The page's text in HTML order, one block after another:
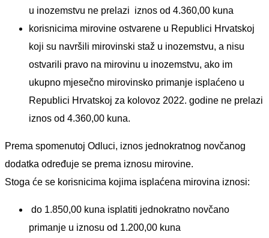
u inozemstvu ne prelazi iznos od 4.360,00 kuna
korisnicima mirovine ostvarene u Republici Hrvatskoj
koji su navršili mirovinski staž u inozemstvu, a nisu
ostvarili pravo na mirovinu u inozemstvu, ako im
ukupno mjesečno mirovinsko primanje isplaćeno u
Republici Hrvatskoj za kolovoz 2022. godine ne prelazi
iznos od 4.360,00 kuna.
Prema spomenutoj Odluci, iznos jednokratnog novčanog
dodatka određuje se prema iznosu mirovine.
Stoga će se korisnicima kojima isplaćena mirovina iznosi:
do 1.850,00 kuna isplatiti jednokratno novčano
primanje u iznosu od 1.200,00 kuna